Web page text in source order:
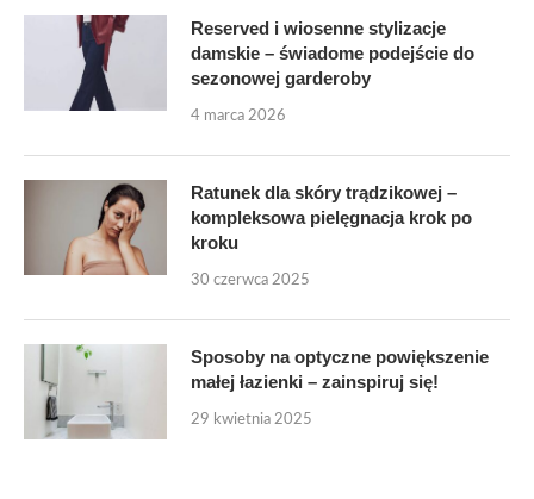
Reserved i wiosenne stylizacje
damskie – świadome podejście do
sezonowej garderoby
4 marca 2026
Ratunek dla skóry trądzikowej –
kompleksowa pielęgnacja krok po
kroku
30 czerwca 2025
Sposoby na optyczne powiększenie
małej łazienki – zainspiruj się!
29 kwietnia 2025